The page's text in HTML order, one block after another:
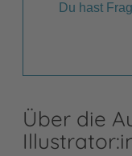
Du hast
Über die